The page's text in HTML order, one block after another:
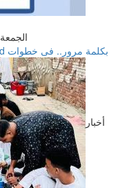
الجمعة 20 سبتمبر 2024 10:32 صباحاً
تكنولوجيا: كيفية حماية مستند Word بكلمة مرور.. فى خطوات
أخبار